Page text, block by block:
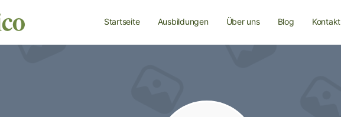
Startseite Ausbildungen Über uns Blog Kontakt